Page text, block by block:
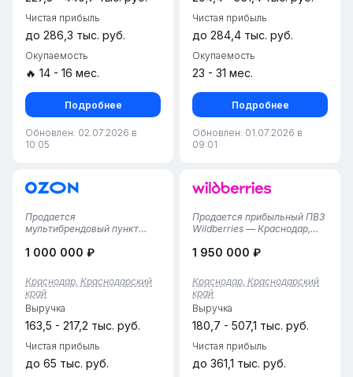
Чистая прибыль
до 286,3 тыс. руб.
Окупаемость
🔥 14 - 16 мес.
Подробнее
Обновлен: 02.07.2026 в
10:05
Чистая прибыль
до 284,4 тыс. руб.
Окупаемость
23 - 31 мес.
Подробнее
Обновлен: 01.07.2026 в
09:01
Продается
мультибрендовый пункт
Маркет + Ozon в
округ)!Предлагается
полностью готовый,
стабильно
функционирующий бизнес-
объект в одной из самых
востребов...
1 000 000 ₽
Краснодар, Краснодарский
край
Выручка
163,5 - 217,2 тыс. руб.
Чистая прибыль
до 65 тыс. руб.
Продается прибыльный ПВЗ
Wildberries — Краснодар,
(Западный округ)Новый,
отличными условиями и
высоким потенциалом
роста.Основные
характеристики:• Локация:...
1 950 000 ₽
Краснодар, Краснодарский
край
Выручка
180,7 - 507,1 тыс. руб.
Чистая прибыль
до 361,1 тыс. руб.